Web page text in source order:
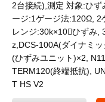
2台接続),測定 対象:ひ
ージ:1ゲージ法:120Ω,
レンジ:30k×10ひずみ,
z,DCS-100A(ダイナミ
(ひずみユニット)×2,
TERM120(終端抵抗),
T HS V2